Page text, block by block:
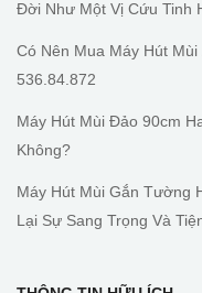
Đời Như Một Vị Cứu Tinh
Có Nên Mua Máy Hút
536.84.872
Máy Hút Mùi Đảo 90cm
Không?
Máy Hút Mùi Gắn Tường
Lại Sự Sang Trọng Và